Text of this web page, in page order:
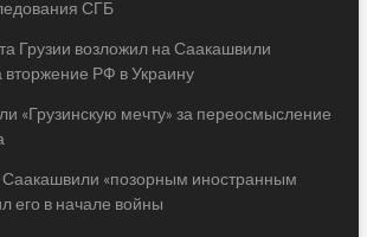
СГБ
Грузии возложил на Саакашвили
вторжение РФ в Украину
«Грузинскую мечту» за переосмысление
Саакашвили «позорным иностранным
его в начале войны